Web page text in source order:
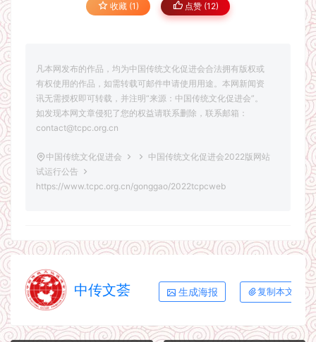
收藏 (1) 点赞 (12)
凡本网发布的作品，均为中国传统文化促进会合法拥有版权或
有权使用的作品，如需转载可邮件申请使用用途。本网新闻资
讯无需授权即可转载，并注明“来源：中国传统文化促进会”。
如发现本网文章侵犯了您的权益请联系删除，联系邮箱：
contact@tcpc.org.cn
中国传统文化促进会
中国传统文化促进会2022版网站
试运行公告
https://www.tcpc.org.cn/gonggao/2022tcpcweb
中传文荟 生成海报 复制本文链接